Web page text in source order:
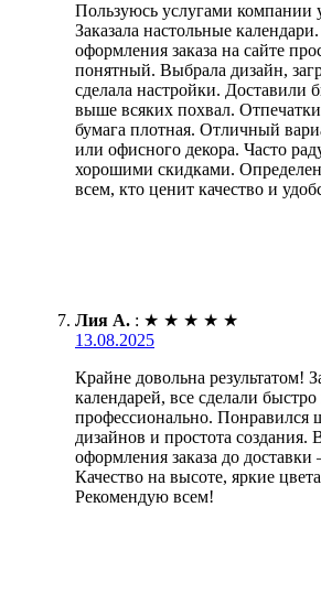
Пользуюсь услугами компании
Заказала настольные
оформления заказа на сайте
понятный. Выбрала дизайн,
сделала настройки. Доставили
выше всяких похвал.
бумага плотная. Отличный
или офисного декора. Часто
хорошими скидками.
всем, кто ценит качество и
Лия А. : ★ ★ ★ ★ ★
13.08.2025
Крайне довольна результатом!
календарей, все сделали быстро
профессионально. Понравился
дизайнов и простота
оформления заказа до
Качество на высоте, яркие
Рекомендую всем!